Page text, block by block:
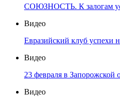
СОЮЗНОСТЬ. К залогам
Видео
Евразийский клуб успехи
Видео
23 февраля в Запорожской
Видео